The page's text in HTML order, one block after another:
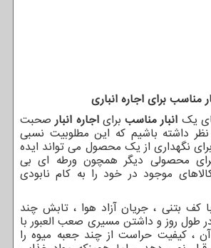
برای اجاره انباری
یک انبار مناسببرایاجاره انبارصحبت
داشته باشیم که این مطلوبیت نسبی
نگهداری از یک محصول می تواند ایده
محصولی دیگر همچون ورطه ای بی
موجود در خود را به کام نابودی
کف بتنی ، جریان آزاد هوا ، تابش چند
طول روز و داشتن مسیری صعب العبور با
، کیفیت حراست از چند جعبه میوه را